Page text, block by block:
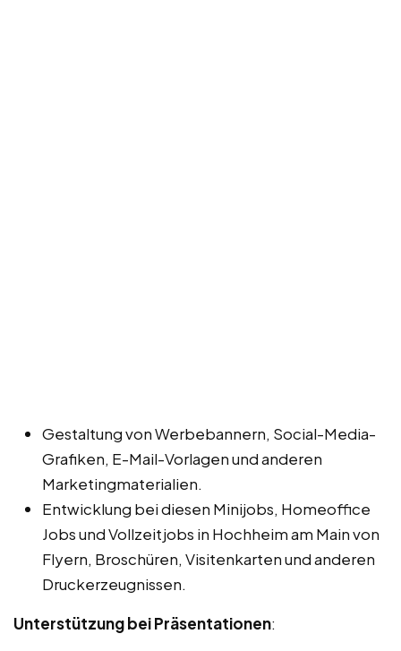
Gestaltung von Werbebannern, Social-Media-
Grafiken, E-Mail-Vorlagen und anderen
Marketingmaterialien.
Entwicklung bei diesen Minijobs, Homeoffice
Jobs und Vollzeitjobs in Hochheim am Main von
Flyern, Broschüren, Visitenkarten und anderen
Druckerzeugnissen.
Unterstützung bei Präsentationen: